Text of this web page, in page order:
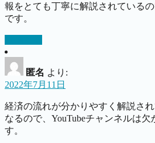
報をとても丁寧に解説されている
です。
匿名 より:
2022年7月11日
経済の流れが分かりやすく解説さ
なるので、YouTubeチャンネルは
す。